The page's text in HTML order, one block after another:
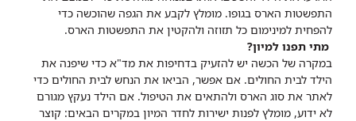
התפשטות הארס בגופו. מומלץ לקבע את הגפה שהוכשה כדי
להפחית למינימום כל תזוזה ולהקטין את התפשטות הארס.
מתי תפנו למיון?
במקרה של הכשה יש להזעיק בדחיפות את מד"א כדי שיפנה את
הילד לבית החולים. אם אפשר, הביאו את הנחש לבית החולים כדי
לאתר את סוג הארס ולהתאים את הטיפול. אם הילד נעקץ מגורם
לא ידוע, מומלץ לפנות ישירות לחדר המיון במקרים הבאים: קוצר